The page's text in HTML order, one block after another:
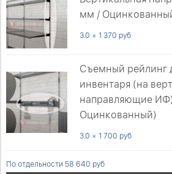
мм /
3.0 × 1 370 руб
Съемный рейлинг
инвентаря (на
направляющие
Оцинкованный)
3.0 × 1 700 руб
По отдельности 58 640 руб